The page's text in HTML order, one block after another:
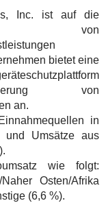
Inc. ist auf die
von
bietet eine
von
an.
in
und Umsätze aus
wie folgt:
Osten/Afrika
(6,6 %).